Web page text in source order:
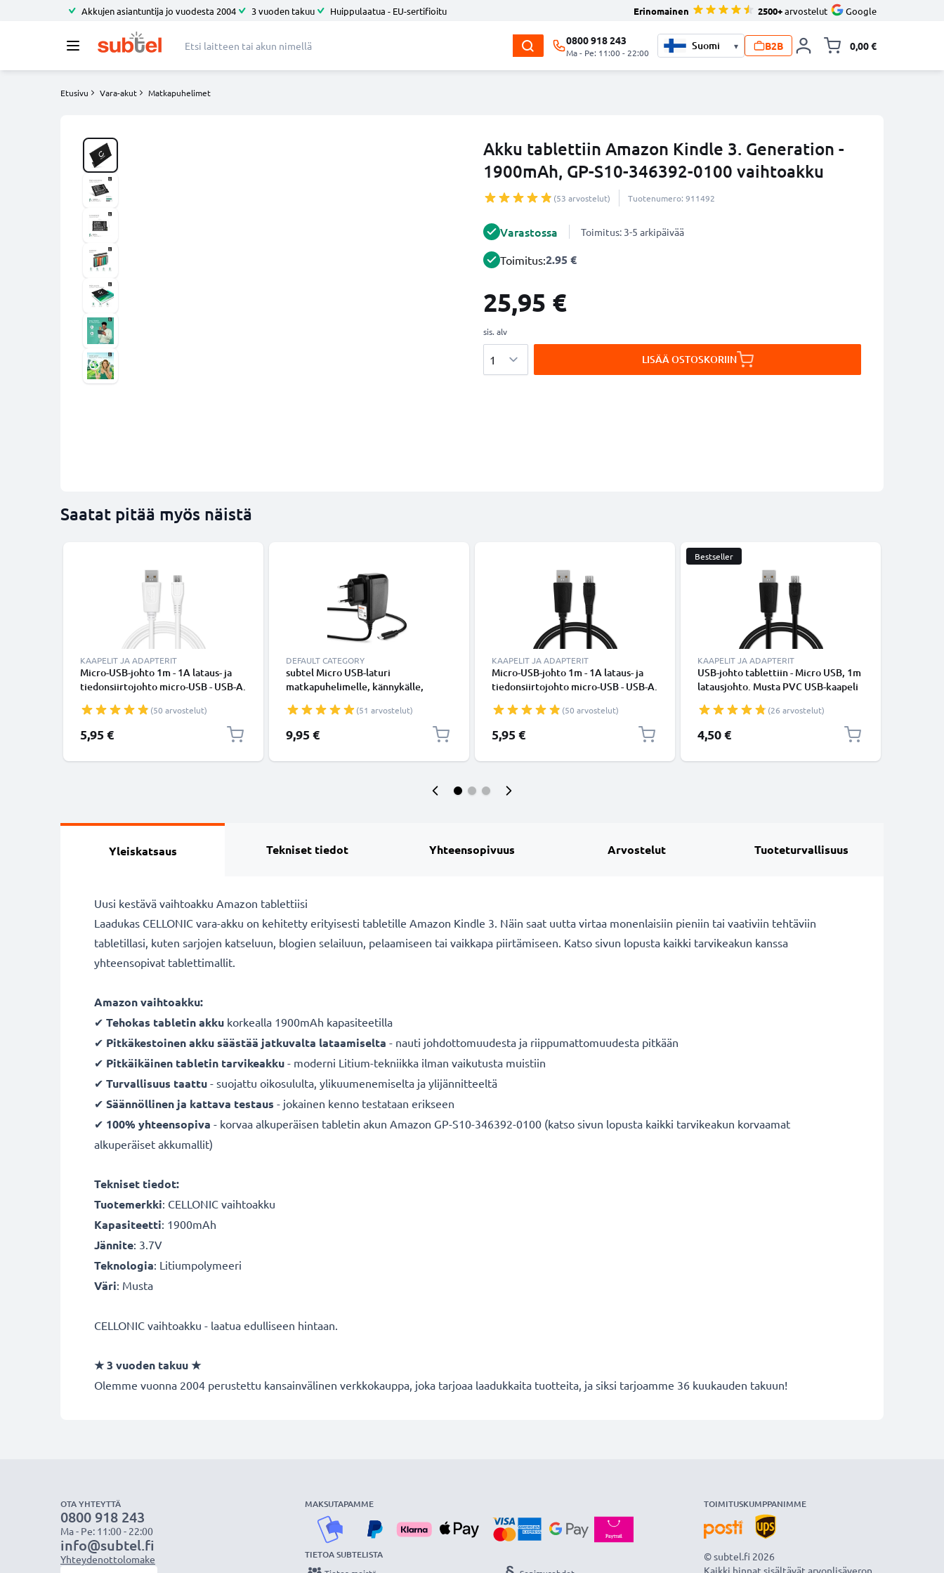
Akkujen asiantuntija jo vuodesta 2004 3 vuoden takuu Huippulaatua - EU-sertifioitu Erinomainen 2500+arvostelut Google
0800 918 243
Ma - Pe: 11:00 - 22:00
▾ B2B 0,00 €
Etusivu Vara-akut Matkapuhelimet
Akku tablettiin Amazon Kindle 3. Generation -
1900mAh, GP-S10-346392-0100 vaihtoakku
(53 arvostelut) Tuotenumero: 911492
Varastossa Toimitus: 3-5 arkipäivää
Toimitus:2.95 €
25,95 €
sis. alv
LISÄÄ OSTOSKORIIN
Saatat pitää myös näistä
KAAPELIT JA ADAPTERIT
Micro-USB-johto 1m - 1A lataus- ja
tiedonsiirtojohto micro-USB - USB-A.
(50 arvostelut)
5,95 €
DEFAULT CATEGORY
subtel Micro USB-laturi
matkapuhelimelle, kännykälle,
kaiuttimelle tai GPS-latauskaapelille
- 1A / 1000mA, 1.1m
(51 arvostelut)
9,95 €
KAAPELIT JA ADAPTERIT
Micro-USB-johto 1m - 1A lataus- ja
tiedonsiirtojohto micro-USB - USB-A.
(50 arvostelut)
5,95 €
Bestseller
KAAPELIT JA ADAPTERIT
USB-johto tablettiin - Micro USB, 1m
latausjohto. Musta PVC USB-kaapeli
(26 arvostelut)
4,50 €
Yleiskatsaus Tekniset tiedot Yhteensopivuus Arvostelut Tuoteturvallisuus
Uusi kestävä vaihtoakku Amazon tablettiisi
Laadukas CELLONIC vara-akku on kehitetty erityisesti tabletille Amazon Kindle 3. Näin saat uutta virtaa monenlaisiin pieniin tai vaativiin tehtäviin
tabletillasi, kuten sarjojen katseluun, blogien selailuun, pelaamiseen tai vaikkapa piirtämiseen. Katso sivun lopusta kaikki tarvikeakun kanssa
yhteensopivat tablettimallit.
Amazon vaihtoakku:
✔ Tehokas tabletin akku korkealla 1900mAh kapasiteetilla
✔ Pitkäkestoinen akku säästää jatkuvalta lataamiselta - nauti johdottomuudesta ja riippumattomuudesta pitkään
✔ Pitkäikäinen tabletin tarvikeakku - moderni Litium-tekniikka ilman vaikutusta muistiin
✔ Turvallisuus taattu - suojattu oikosululta, ylikuumenemiselta ja ylijännitteeltä
✔ Säännöllinen ja kattava testaus - jokainen kenno testataan erikseen
✔ 100% yhteensopiva - korvaa alkuperäisen tabletin akun Amazon GP-S10-346392-0100 (katso sivun lopusta kaikki tarvikeakun korvaamat
alkuperäiset akkumallit)
Tekniset tiedot:
Tuotemerkki: CELLONIC vaihtoakku
Kapasiteetti: 1900mAh
Jännite: 3.7V
Teknologia: Litiumpolymeeri
Väri: Musta
CELLONIC vaihtoakku - laatua edulliseen hintaan.
★3 vuoden takuu★
Olemme vuonna 2004 perustettu kansainvälinen verkkokauppa, joka tarjoaa laadukkaita tuotteita, ja siksi tarjoamme 36 kuukauden takuun!
OTA YHTEYTTÄ
0800 918 243
Ma - Pe: 11:00 - 22:00
info@subtel.fi
Yhteydenottolomake
MAKSUTAPAMME
TIETOA SUBTELISTA
TOIMITUSKUMPPANIMME
© subtel.fi 2026
Kaikki hinnat sisältävät arvonlisäveron,